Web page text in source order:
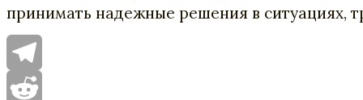
принимать надежные решения в ситуациях,
Telegram